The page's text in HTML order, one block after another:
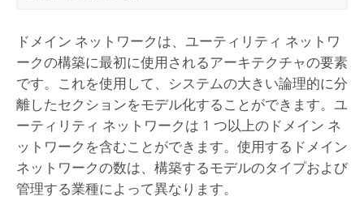
ドメイン ネットワークは、ユーティリティ ネットワ
ークの構築に最初に使用されるアーキテクチャの要素
です。これを使用して、システムの大きい論理的に分
離したセクションをモデル化することができます。ユ
ーティリティ ネットワークは 1 つ以上のドメイン ネ
ットワークを含むことができます。使用するドメイン
ネットワークの数は、構築するモデルのタイプおよび
管理する業種によって異なります。